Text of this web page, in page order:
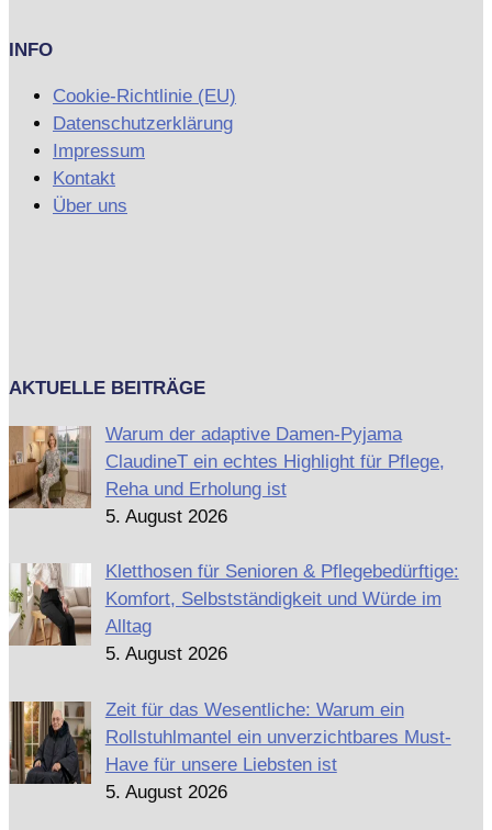
INFO
Cookie-Richtlinie (EU)
Datenschutzerklärung
Impressum
Kontakt
Über uns
AKTUELLE BEITRÄGE
Warum der adaptive Damen-Pyjama
ClaudineT ein echtes Highlight für Pflege,
Reha und Erholung ist
5. August 2026
Kletthosen für Senioren & Pflegebedürftige:
Komfort, Selbstständigkeit und Würde im
Alltag
5. August 2026
Zeit für das Wesentliche: Warum ein
Rollstuhlmantel ein unverzichtbares Must-
Have für unsere Liebsten ist
5. August 2026